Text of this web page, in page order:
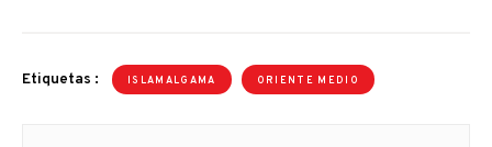
gracias a los bombardeos
de la coalición
Etiquetas : ISLAMALGAMA ORIENTE MEDIO